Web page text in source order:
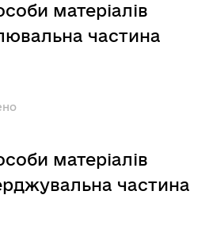
матеріалів
частина
матеріалів
частина